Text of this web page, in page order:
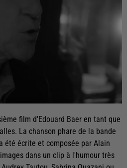
film d'Edouard Baer en tant que
La chanson phare de la bande
été écrite et composée par Alain
dans un clip à l'humour très